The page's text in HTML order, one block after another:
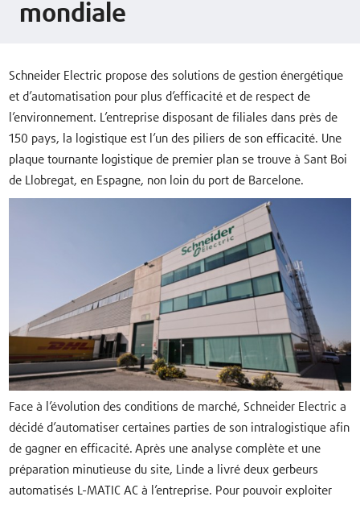
mondiale
Schneider Electric propose des solutions de gestion énergétique
et d’automatisation pour plus d’efficacité et de respect de
l’environnement. L’entreprise disposant de filiales dans près de
150 pays, la logistique est l’un des piliers de son efficacité. Une
plaque tournante logistique de premier plan se trouve à Sant Boi
de Llobregat, en Espagne, non loin du port de Barcelone.
Face à l’évolution des conditions de marché, Schneider Electric a
décidé d’automatiser certaines parties de son intralogistique afin
de gagner en efficacité. Après une analyse complète et une
préparation minutieuse du site, Linde a livré deux gerbeurs
automatisés L-MATIC AC à l’entreprise. Pour pouvoir exploiter